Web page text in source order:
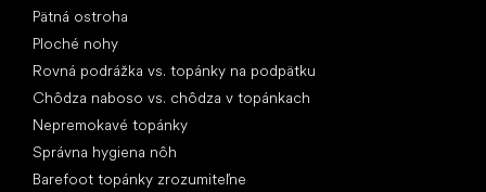
Pätná ostroha
Ploché nohy
Rovná podrážka vs. topánky na podpätku
Chôdza naboso vs. chôdza v topánkach
Nepremokavé topánky
Správna hygiena nôh
Barefoot topánky zrozumiteľne